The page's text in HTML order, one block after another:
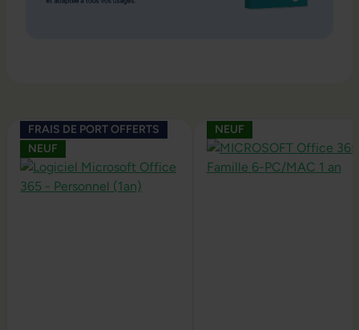
Ignorer la galerie de produits
FRAIS DE PORT OFFERTS
NEUF
NEUF